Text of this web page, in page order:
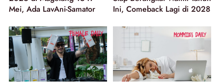
Mei, Ada LavAni-Samator
Ini, Comeback Lagi di 2028